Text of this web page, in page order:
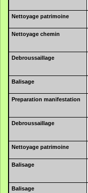
Nettoyage patrimoine
Nettoyage chemin
Debroussaillage
Balisage
Preparation manifestation
Debroussaillage
Nettoyage patrimoine
Balisage
Balisage